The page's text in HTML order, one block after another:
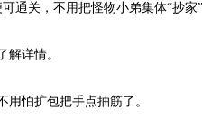
通关，不用把怪物小弟集体“抄家”
解详情。
怕扩包把手点抽筋了。